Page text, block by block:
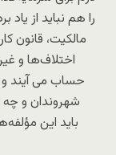
را هم نباید از
مالکیت، قانون
اختلاف‌ها و
حساب می آیند و
شهروندان و
باید این